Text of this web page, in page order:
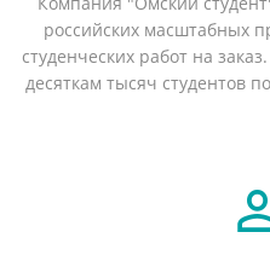
российских масштабных
студенческих работ на
десяткам тысяч студентов